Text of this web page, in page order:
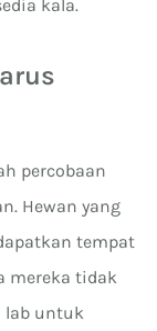
kala.
percobaan
Hewan yang
tempat
mereka tidak
lab untuk